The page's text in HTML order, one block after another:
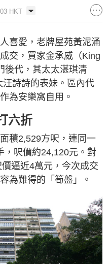
HKT
喜愛，老牌屋苑黃泥涌
交，買家金承威（King
後代，其太太湛琪清
汪詩詩的表妹。區內代
為安樂窩自用。
六折
積2,529方呎，連同一
，呎價約24,120元。對
逼近4萬元，今次成交
為難得的「筍盤」。